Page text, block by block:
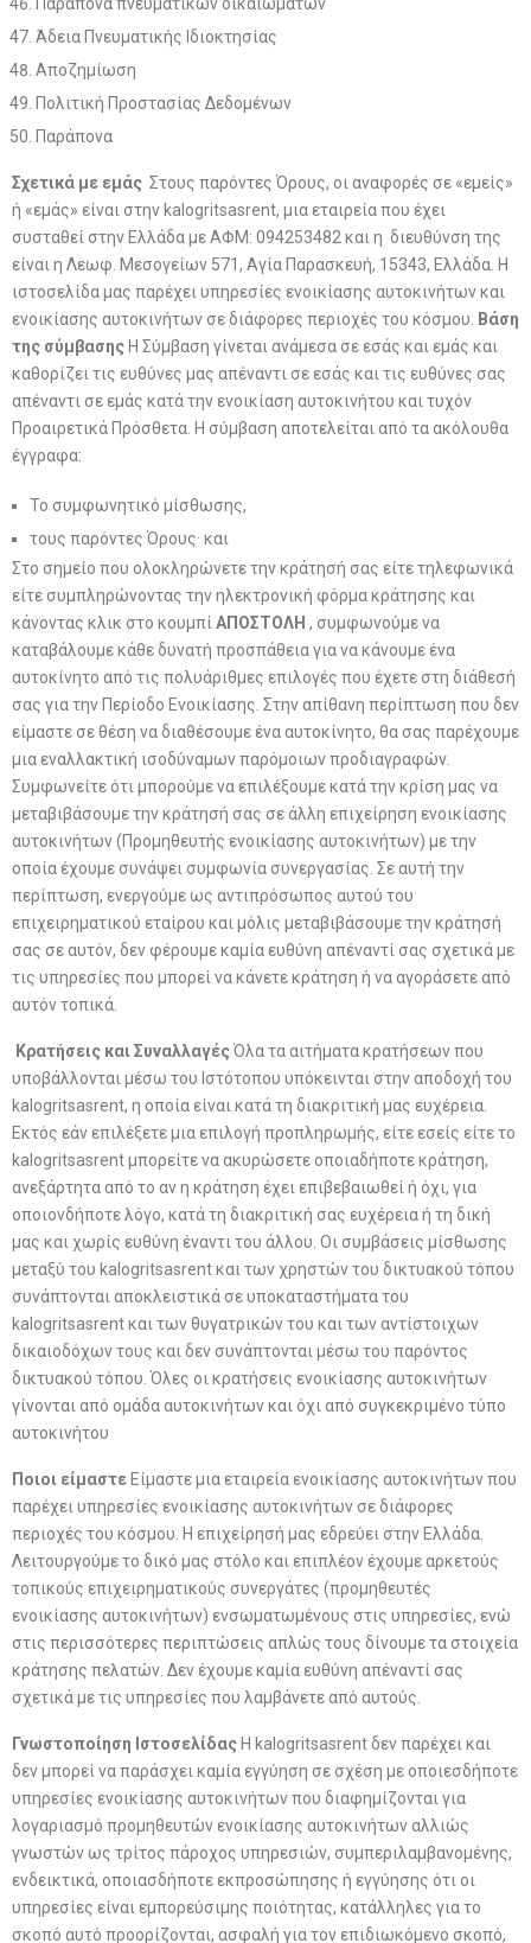
Άδεια Πνευματικής Ιδιοκτησίας
Αποζημίωση
Πολιτική Προστασίας Δεδομένων
Παράπονα
Σχετικά με εμάς Στους παρόντες Όρους, οι αναφορές σε «εμείς»
ή «εμάς» είναι στην kalogritsasrent, μια εταιρεία που έχει
συσταθεί στην Ελλάδα με ΑΦΜ: 094253482 και η διευθύνση της
είναι η Λεωφ. Μεσογείων 571, Αγία Παρασκευή, 15343, Ελλάδα. Η
ιστοσελίδα μας παρέχει υπηρεσίες ενοικίασης αυτοκινήτων και
ενοικίασης αυτοκινήτων σε διάφορες περιοχές του κόσμου.
Βάση
της σύμβασης Η Σύμβαση γίνεται ανάμεσα σε εσάς και εμάς και
καθορίζει τις ευθύνες μας απέναντι σε εσάς και τις ευθύνες σας
απέναντι σε εμάς κατά την ενοικίαση αυτοκινήτου και τυχόν
Προαιρετικά Πρόσθετα. Η σύμβαση αποτελείται από τα ακόλουθα
έγγραφα:
Το συμφωνητικό μίσθωσης,
τους παρόντες Όρους· και
Στο σημείο που ολοκληρώνετε την κράτησή σας είτε τηλεφωνικά
είτε συμπληρώνοντας την ηλεκτρονική φόρμα κράτησης και
κάνοντας κλικ στο κουμπί ΑΠΟΣΤΟΛΗ , συμφωνούμε να
καταβάλουμε κάθε δυνατή προσπάθεια για να κάνουμε ένα
αυτοκίνητο από τις πολυάριθμες επιλογές που έχετε στη διάθεσή
σας για την Περίοδο Ενοικίασης. Στην απίθανη περίπτωση που δεν
είμαστε σε θέση να διαθέσουμε ένα αυτοκίνητο, θα σας παρέχουμε
μια εναλλακτική ισοδύναμων παρόμοιων προδιαγραφών.
Συμφωνείτε ότι μπορούμε να επιλέξουμε κατά την κρίση μας να
μεταβιβάσουμε την κράτησή σας σε άλλη επιχείρηση ενοικίασης
αυτοκινήτων (Προμηθευτής ενοικίασης αυτοκινήτων) με την
οποία έχουμε συνάψει συμφωνία συνεργασίας. Σε αυτή την
περίπτωση, ενεργούμε ως αντιπρόσωπος αυτού του
επιχειρηματικού εταίρου και μόλις μεταβιβάσουμε την κράτησή
σας σε αυτόν, δεν φέρουμε καμία ευθύνη απέναντί σας σχετικά με
τις υπηρεσίες που μπορεί να κάνετε κράτηση ή να αγοράσετε από
αυτόν τοπικά.
Κρατήσεις και ΣυναλλαγέςΌλα τα αιτήματα κρατήσεων που
υποβάλλονται μέσω του Ιστότοπου υπόκεινται στην αποδοχή του
kalogritsasrent, η οποία είναι κατά τη διακριτική μας ευχέρεια.
Εκτός εάν επιλέξετε μια επιλογή προπληρωμής, είτε εσείς είτε το
kalogritsasrent μπορείτε να ακυρώσετε οποιαδήποτε κράτηση,
ανεξάρτητα από το αν η κράτηση έχει επιβεβαιωθεί ή όχι, για
οποιονδήποτε λόγο, κατά τη διακριτική σας ευχέρεια ή τη δική
μας και χωρίς ευθύνη έναντι του άλλου. Οι συμβάσεις μίσθωσης
μεταξύ του kalogritsasrent και των χρηστών του δικτυακού τόπου
συνάπτονται αποκλειστικά σε υποκαταστήματα του
kalogritsasrent και των θυγατρικών του και των αντίστοιχων
δικαιοδόχων τους και δεν συνάπτονται μέσω του παρόντος
δικτυακού τόπου. Όλες οι κρατήσεις ενοικίασης αυτοκινήτων
γίνονται από ομάδα αυτοκινήτων και όχι από συγκεκριμένο τύπο
αυτοκινήτου
Ποιοι είμαστε Είμαστε μια εταιρεία ενοικίασης αυτοκινήτων που
παρέχει υπηρεσίες ενοικίασης αυτοκινήτων σε διάφορες
περιοχές του κόσμου. Η επιχείρησή μας εδρεύει στην Ελλάδα.
Λειτουργούμε το δικό μας στόλο και επιπλέον έχουμε αρκετούς
τοπικούς επιχειρηματικούς συνεργάτες (προμηθευτές
ενοικίασης αυτοκινήτων) ενσωματωμένους στις υπηρεσίες, ενώ
στις περισσότερες περιπτώσεις απλώς τους δίνουμε τα στοιχεία
κράτησης πελατών. Δεν έχουμε καμία ευθύνη απέναντί σας
σχετικά με τις υπηρεσίες που λαμβάνετε από αυτούς.
Γνωστοποίηση Ιστοσελίδας Η kalogritsasrent δεν παρέχει και
δεν μπορεί να παράσχει καμία εγγύηση σε σχέση με οποιεσδήποτε
υπηρεσίες ενοικίασης αυτοκινήτων που διαφημίζονται για
λογαριασμό προμηθευτών ενοικίασης αυτοκινήτων αλλιώς
γνωστών ως τρίτος πάροχος υπηρεσιών, συμπεριλαμβανομένης,
ενδεικτικά, οποιασδήποτε εκπροσώπησης ή εγγύησης ότι οι
υπηρεσίες είναι εμπορεύσιμης ποιότητας, κατάλληλες για το
σκοπό αυτό προορίζονται, ασφαλή για τον επιδιωκόμενο σκοπό,